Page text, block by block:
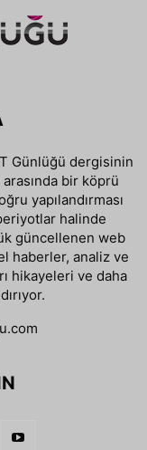
Günlüğü dergisinin
bir köprü
yapılandırması
halinde
güncellenen web
haberler, analiz ve
hikayeleri ve daha